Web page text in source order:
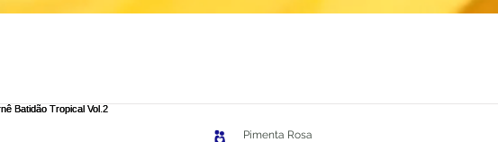
Pimenta Rosa